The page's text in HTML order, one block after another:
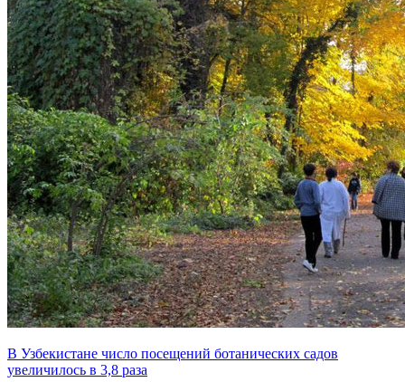
В Узбекистане число посещений ботанических садов
увеличилось в 3,8 раза